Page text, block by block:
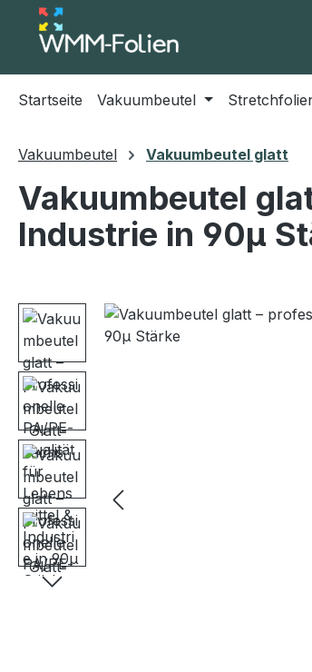
Hauptinhalt springen
Zur Suche springen
Zur Hauptnavigation springen
Startseite Vakuumbeutel
Vakuumbeutel Vakuumbeutel glatt
Vakuumbeutel
Industrie in 90µ
Bildergalerie überspringen